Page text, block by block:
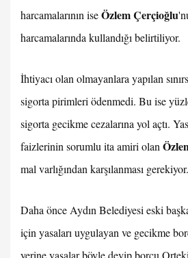
harcamalarının iseÖzlem Çerçioğlu
harcamalarında kullandığı belirtiliyor.
İhtiyacı olan olmayanlara yapılan
sigorta pirimleri ödenmedi. Bu ise
sigorta gecikme cezalarına yol açtı.
faizlerinin sorumlu ita amiri olan
mal varlığından karşılanması gerekiyor.
Daha önce Aydın Belediyesi eski
için yasaları uygulayan ve gecikme
yerine yasalar böyle deyip borcu